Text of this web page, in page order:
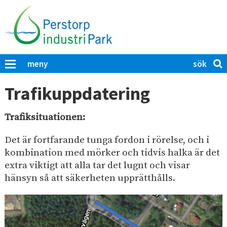
p
a
t
i
l
h
u
v
u
d
n
n
meny
ö
p
å
e
r
s
t
o
r
p
K
l
r
a
ö
k
a
Trafikuppdatering
Trafiksituationen:
Det är fortfarande tunga fordon i rörelse, och i
kombination med mörker och tidvis halka är det
extra viktigt att alla tar det lugnt och visar
hänsyn så att säkerheten upprätthålls.